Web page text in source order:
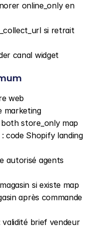
online_only en
si retrait
canal widget
web
marketing
store_only map
: code Shopify landing
autorisé agents
si existe map
après commande
brief vendeur